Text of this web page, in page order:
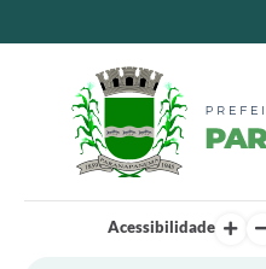
Acessibilidade